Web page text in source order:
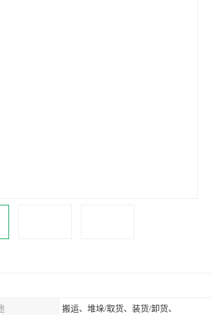
搬运、堆垛/取货、装货/卸货、